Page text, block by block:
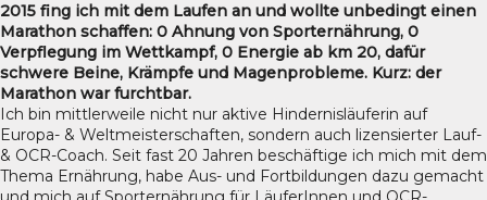
2015 fing ich mit dem Laufen an und wollte unbedingt einen
Marathon schaffen: 0 Ahnung von Sporternährung, 0
Verpflegung im Wettkampf, 0 Energie ab km 20, dafür
schwere Beine, Krämpfe und Magenprobleme. Kurz: der
Marathon war furchtbar.
Ich bin mittlerweile nicht nur aktive Hindernisläuferin auf
Europa- & Weltmeisterschaften, sondern auch lizensierter Lauf-
& OCR-Coach. Seit fast 20 Jahren beschäftige ich mich mit dem
Thema Ernährung, habe Aus- und Fortbildungen dazu gemacht